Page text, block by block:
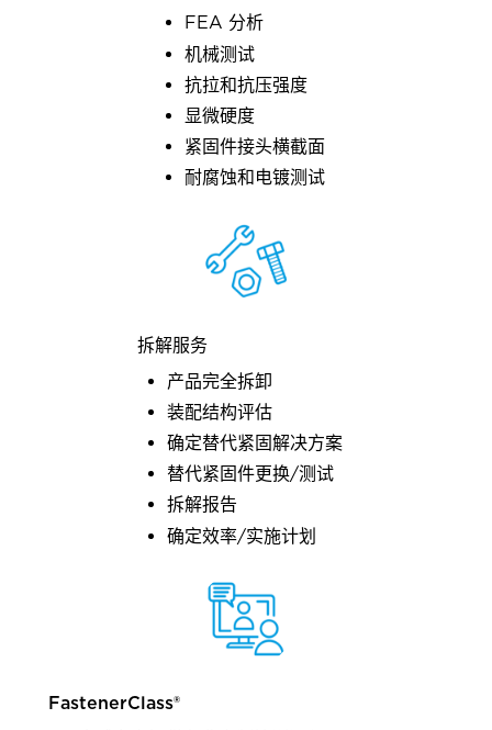
FEA 分析
机械测试
抗拉和抗压强度
显微硬度
紧固件接头横截面
耐腐蚀和电镀测试
拆解服务
产品完全拆卸
装配结构评估
确定替代紧固解决方案
替代紧固件更换/测试
拆解报告
确定效率/实施计划
FastenerClass®